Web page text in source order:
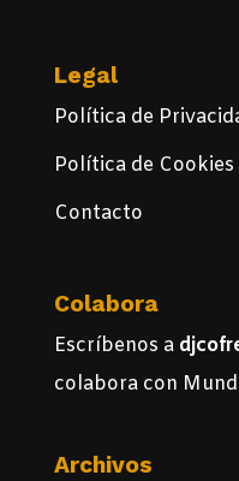
Legal
Política de
Política de Cookies
Contacto
Colabora
Escríbenos a
colabora con
Archivos